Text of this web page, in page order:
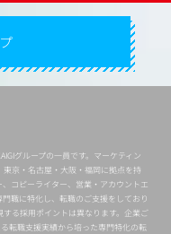
グループの一員です。マーケティン
京・名古屋・大阪・福岡に拠点を持
コピーライター、営業・アカウントエ
職に特化し、転職のご支援をしており
る採用ポイントは異なります。企業ご
転職支援実績から培った専門特化の転